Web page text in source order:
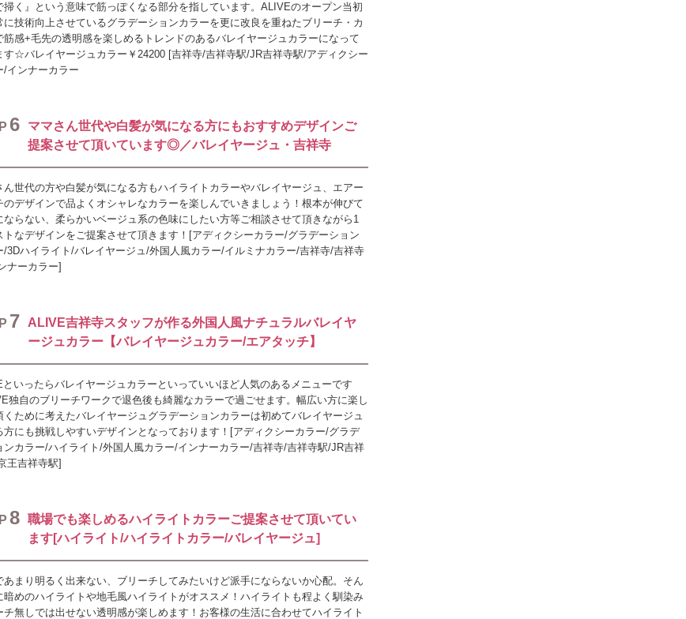
掃く』という意味で筋っぽくなる部分を指しています。ALIVEのオープン当初
に技術向上させているグラデーションカラーを更に改良を重ねたブリーチ・カ
筋感+毛先の透明感を楽しめるトレンドのあるバレイヤージュカラーになって
す☆バレイヤージュカラー￥24200 [吉祥寺/吉祥寺駅/JR吉祥寺駅/アディクシー
/インナーカラー
6
ママさん世代や白髪が気になる方にもおすすめデザインご
提案させて頂いています◎／バレイヤージュ・吉祥寺
ん世代の方や白髪が気になる方もハイライトカラーやバレイヤージュ、エアー
のデザインで品よくオシャレなカラーを楽しんでいきましょう！根本が伸びて
ならない、柔らかいベージュ系の色味にしたい方等ご相談させて頂きながら1
トなデザインをご提案させて頂きます！[アディクシーカラー/グラデーション
/3Dハイライト/バレイヤージュ/外国人風カラー/イルミナカラー/吉祥寺/吉祥寺
ナーカラー]
7
ALIVE吉祥寺スタッフが作る外国人風ナチュラルバレイヤ
ージュカラー【バレイヤージュカラー/エアタッチ】
いったらバレイヤージュカラーといっていいほど人気のあるメニューです
独自のブリーチワークで退色後も綺麗なカラーで過ごせます。幅広い方に楽し
くために考えたバレイヤージュグラデーションカラーは初めてバレイヤージュ
方にも挑戦しやすいデザインとなっております！[アディクシーカラー/グラデ
ンカラー/ハイライト/外国人風カラー/インナーカラー/吉祥寺/吉祥寺駅/JR吉祥
王吉祥寺駅]
8 職場でも楽しめるハイライトカラーご提案させて頂いてい
ます[ハイライト/ハイライトカラー/バレイヤージュ]
あまり明るく出来ない、ブリーチしてみたいけど派手にならないか心配。そん
暗めのハイライトや地毛風ハイライトがオススメ！ハイライトも程よく馴染み
チ無しでは出せない透明感が楽しめます！お客様の生活に合わせてハイライト